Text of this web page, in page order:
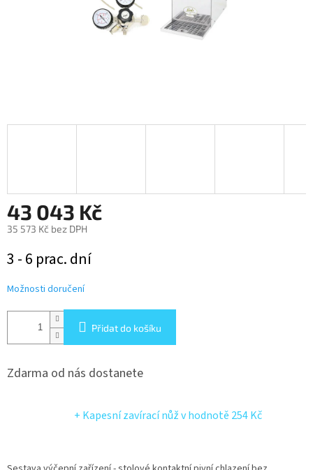
43 043 Kč
35 573 Kč bez DPH
cena:
3 - 6 prac. dní
Možnosti doručení
Přidat do košíku
Zdarma od nás dostanete
+ Kapesní zavírací nůžv hodnotě 254 Kč